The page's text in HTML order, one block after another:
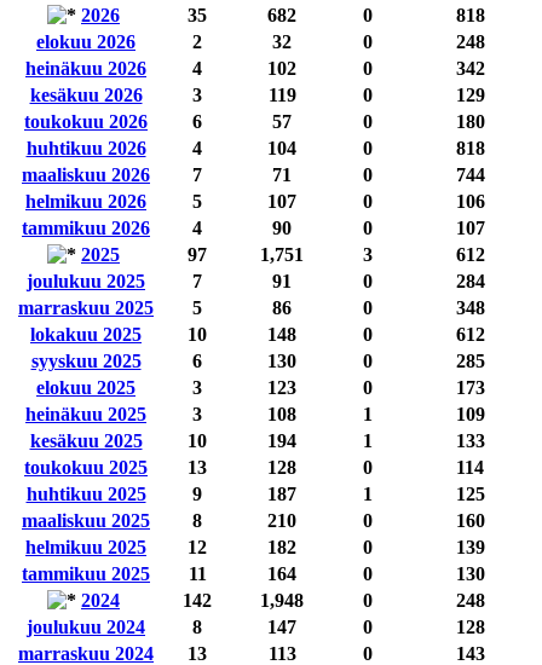
2026
35 682 0
818
elokuu 2026
2 32 0
248
heinäkuu 2026
4 102 0
342
kesäkuu 2026
3 119 0
129
toukokuu 2026
6 57 0
180
huhtikuu 2026
4 104 0
818
maaliskuu 2026
7 71 0
744
helmikuu 2026
5 107 0
106
tammikuu 2026
4 90 0
107
2025
97 1,751 3
612
joulukuu 2025
7 91 0
284
marraskuu 2025
5 86 0
348
lokakuu 2025
10 148 0
612
syyskuu 2025
6 130 0
285
elokuu 2025
3 123 0
173
heinäkuu 2025
3 108 1
109
kesäkuu 2025
10 194 1
133
toukokuu 2025
13 128 0
114
huhtikuu 2025
9 187 1
125
maaliskuu 2025
8 210 0
160
helmikuu 2025
12 182 0
139
tammikuu 2025
11 164 0
130
2024
142 1,948 0
248
joulukuu 2024
8 147 0
128
marraskuu 2024
13 113 0
143